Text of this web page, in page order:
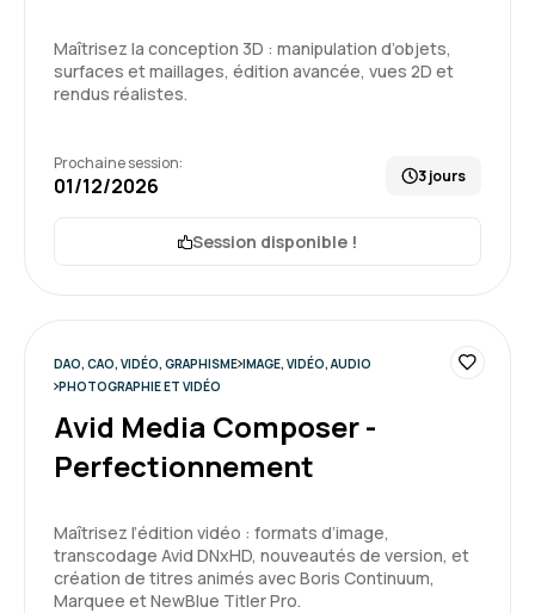
Maîtrisez la conception 3D : manipulation d’objets,
surfaces et maillages, édition avancée, vues 2D et
rendus réalistes.
Prochaine session:
01/12/2026 3 jours
Session disponible !
DAO, CAO, VIDÉO, GRAPHISME IMAGE, VIDÉO, AUDIO
PHOTOGRAPHIE ET VIDÉO
Avid Media Composer -
Perfectionnement
Maîtrisez l’édition vidéo : formats d’image,
transcodage Avid DNxHD, nouveautés de version, et
création de titres animés avec Boris Continuum,
Marquee et NewBlue Titler Pro.